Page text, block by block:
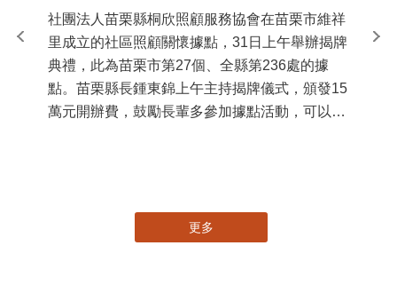
社團法人苗栗縣桐欣照顧服務協會在苗栗市維祥
里成立的社區照顧關懷據點，31日上午舉辦揭牌
典禮，此為苗栗市第27個、全縣第236處的據
點。苗栗縣長鍾東錦上午主持揭牌儀式，頒發15
萬元開辦費，鼓勵長輩多參加據點活動，可以更
苗
更多